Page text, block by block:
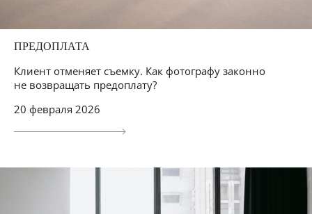
ПРЕДОПЛАТА
Клиент отменяет съемку. Как фотографу законно
не возвращать предоплату?
20 февраля 2026